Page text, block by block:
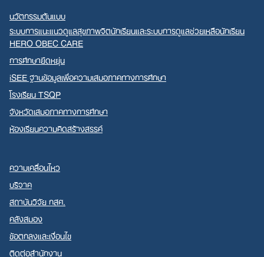
นวัตกรรมต้นแบบ
ระบบการแนะแนวดูแลสุขภาพจิตนักเรียนและระบบการดูแลช่วยเหลือนักเรียน
HERO OBEC CARE
การศึกษายืดหยุ่น
iSEE ฐานข้อมูลเพื่อความเสมอภาคทางการศึกษา
โรงเรียน TSQP
จังหวัดเสมอภาคทางการศึกษา
ห้องเรียนความคิดสร้างสรรค์
ความเคลื่อนไหว
บริจาค
สถาบันวิจัย กสศ.
คลังสมอง
ข้อตกลงและเงื่อนไข
ติดต่อสำนักงาน